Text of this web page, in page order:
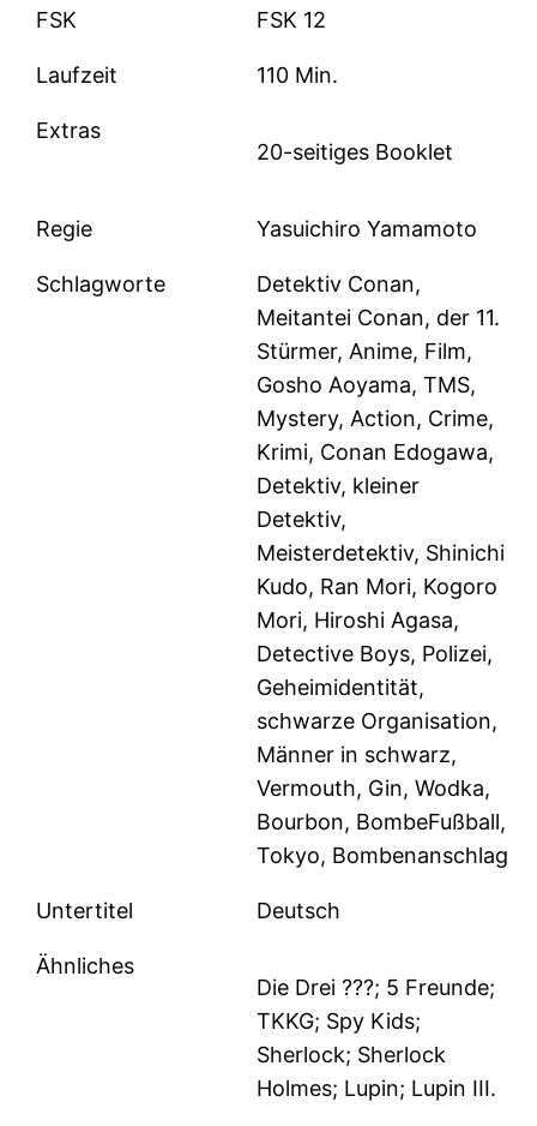
FSK FSK 12
Laufzeit 110 Min.
Extras
20-seitiges Booklet
Regie Yasuichiro Yamamoto
Schlagworte
Detektiv Conan,
Meitantei Conan, der 11.
Stürmer, Anime, Film,
Gosho Aoyama, TMS,
Mystery, Action, Crime,
Krimi, Conan Edogawa,
Detektiv, kleiner
Detektiv,
Meisterdetektiv, Shinichi
Kudo, Ran Mori, Kogoro
Mori, Hiroshi Agasa,
Detective Boys, Polizei,
Geheimidentität,
schwarze Organisation,
Männer in schwarz,
Vermouth, Gin, Wodka,
Bourbon, BombeFußball,
Tokyo, Bombenanschlag
Untertitel Deutsch
Ähnliches
Die Drei ???; 5 Freunde;
TKKG; Spy Kids;
Sherlock; Sherlock
Holmes; Lupin; Lupin III.